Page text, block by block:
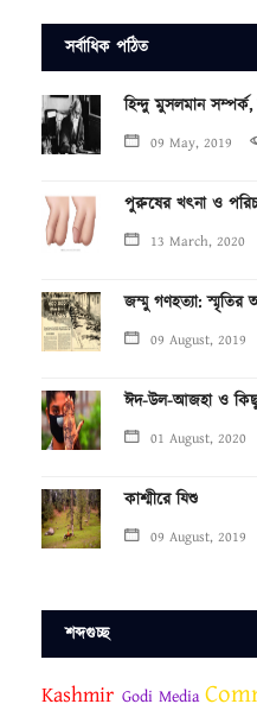
সর্বাধিক পঠিত
হিন্দু মুসলমান সম্পর্ক,
09 May, 2019
পুরুষের খৎনা ও
13 March, 2020
জম্মু গণহত্যা: স্মৃতির
09 August, 2019
ঈদ-উল-আজহা ও
01 August, 2020
কাশ্মীরে যিশু
09 August, 2019
শব্দগুচ্ছ
Kashmir Godi Media